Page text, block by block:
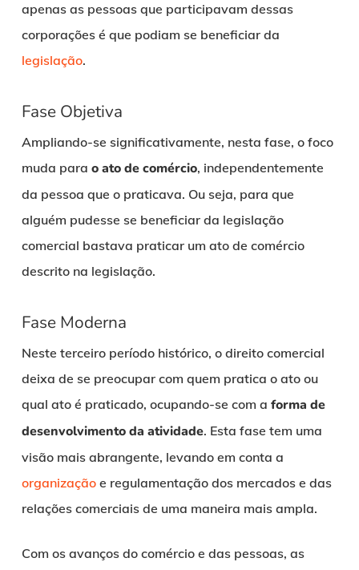
apenas as pessoas que participavam dessas
corporações é que podiam se beneficiar da
legislação.
Fase Objetiva
Ampliando-se significativamente, nesta fase, o foco
muda para o ato de comércio, independentemente
da pessoa que o praticava. Ou seja, para que
alguém pudesse se beneficiar da legislação
comercial bastava praticar um ato de comércio
descrito na legislação.
Fase Moderna
Neste terceiro período histórico, o direito comercial
deixa de se preocupar com quem pratica o ato ou
qual ato é praticado, ocupando-se com a forma de
desenvolvimento da atividade. Esta fase tem uma
visão mais abrangente, levando em conta a
organização e regulamentação dos mercados e das
relações comerciais de uma maneira mais ampla.
Com os avanços do comércio e das pessoas, as